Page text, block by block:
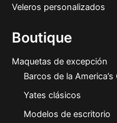
Veleros personalizados
Boutique
Maquetas de excepción
Barcos de la America’s
Yates clásicos
Modelos de escritorio